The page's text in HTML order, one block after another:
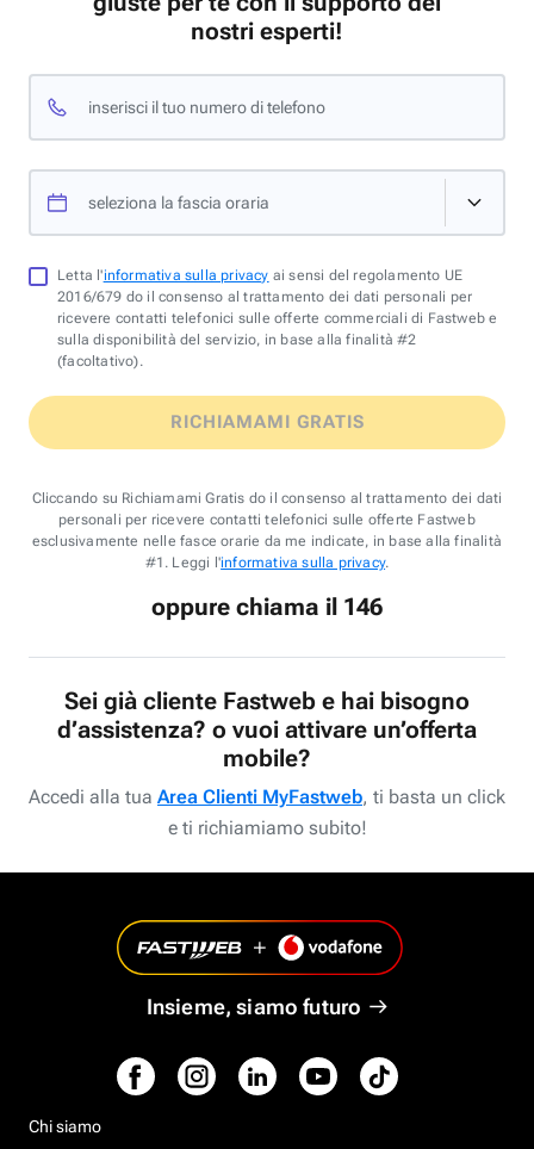
nostri esperti!
inserisci il tuo numero di telefono
seleziona la fascia oraria
Letta l'informativa sulla privacy ai sensi del regolamento UE
2016/679 do il consenso al trattamento dei dati personali per
ricevere contatti telefonici sulle offerte commerciali di Fastweb e
sulla disponibilità del servizio, in base alla finalità #2
(facoltativo).
RICHIAMAMI GRATIS
Cliccando su Richiamami Gratis do il consenso al trattamento dei dati
personali per ricevere contatti telefonici sulle offerte Fastweb
esclusivamente nelle fasce orarie da me indicate, in base alla finalità
#1. Leggi l'informativa sulla privacy.
oppure chiama il 146
Sei già cliente Fastweb e hai bisogno
d’assistenza? o vuoi attivare un’offerta
mobile?
Accedi alla tua Area Clienti MyFastweb, ti basta un click
e ti richiamiamo subito!
Insieme, siamo futuro
Chi siamo